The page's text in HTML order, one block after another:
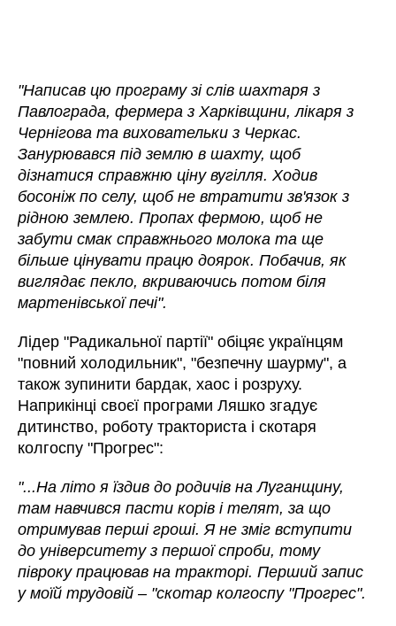
"Написав цю програму зі слів шахтаря з
Павлограда, фермера з Харківщини, лікаря з
Чернігова та виховательки з Черкас.
Занурювався під землю в шахту, щоб
дізнатися справжню ціну вугілля. Ходив
босоніж по селу, щоб не втратити зв'язок з
рідною землею. Пропах фермою, щоб не
забути смак справжнього молока та ще
більше цінувати працю доярок. Побачив, як
виглядає пекло, вкриваючись потом біля
мартенівської печі".
Лідер "Радикальної партії" обіцяє українцям
"повний холодильник", "безпечну шаурму", а
також зупинити бардак, хаос і розруху.
Наприкінці своєї програми Ляшко згадує
дитинство, роботу тракториста і скотаря
колгоспу "Прогрес":
"...На літо я їздив до родичів на Луганщину,
там навчився пасти корів і телят, за що
отримував перші гроші. Я не зміг вступити
до університету з першої спроби, тому
півроку працював на тракторі. Перший запис
у моїй трудовій – "скотар колгоспу "Прогрес".